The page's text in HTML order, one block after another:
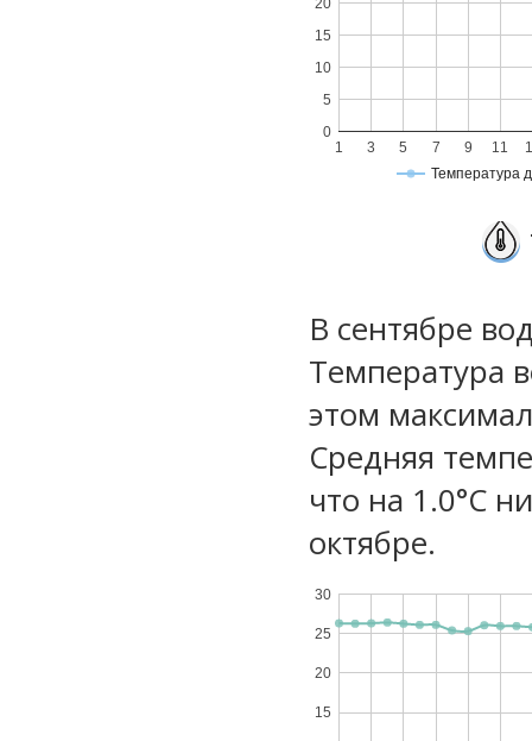
Температура
1 3 5 7 9 11
0
5
10
15
В сентябре
Температура
этом
Средняя
что на 1.0°C
октябре.
15
20
25
30